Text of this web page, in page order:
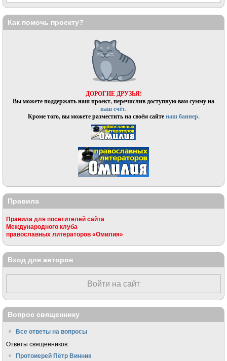
Как помочь проекту?
ДОРОГИЕ ДРУЗЬЯ!
Вы можете поддержать наш проект, перечислив доступную вам сумму на
наш счёт.
Кроме того, вы можете разместить на своём сайтенаш баннер.
Правила
Правила для посетителей сайта
Международного клуба
православных литераторов «Омилия»
Вход для авторов
Войти на сайт
Вопрос священнику
Все ответы на вопросы
Ответы священников:
Протоиерей Пётр Винник